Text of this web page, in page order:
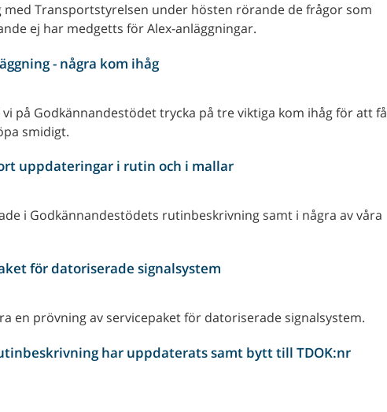
med Transportstyrelsen under hösten rörande de frågor som
ej har medgetts för Alex-anläggningar.
- några kom ihåg
på Godkännandestödet trycka på tre viktiga kom ihåg för att få
smidigt.
uppdateringar i rutin och i mallar
i Godkännandestödets rutinbeskrivning samt i några av våra
för datoriserade signalsystem
en prövning av servicepaket för datoriserade signalsystem.
har uppdaterats samt bytt till TDOK:nr